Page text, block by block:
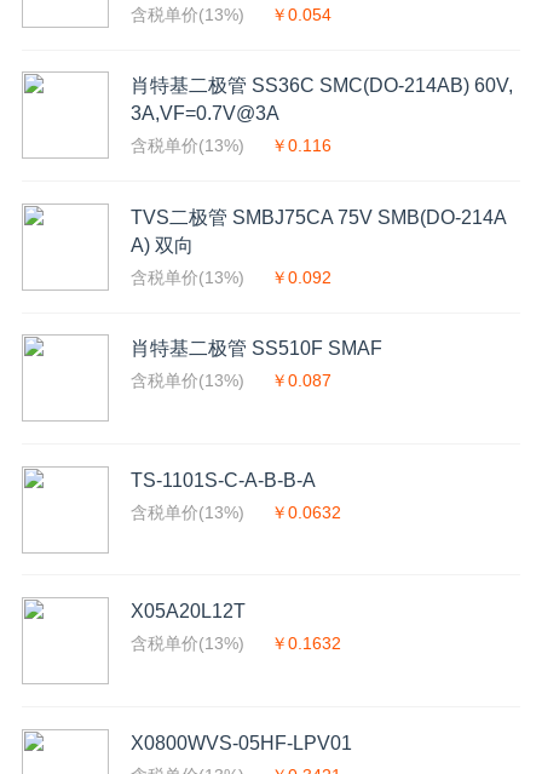
含税单价(13%) ￥0.054
肖特基二极管 SS36C SMC(DO-214AB) 60V,
3A,VF=0.7V@3A
含税单价(13%) ￥0.116
TVS二极管 SMBJ75CA 75V SMB(DO-214A
A) 双向
含税单价(13%) ￥0.092
肖特基二极管 SS510F SMAF
含税单价(13%) ￥0.087
TS-1101S-C-A-B-B-A
含税单价(13%) ￥0.0632
X05A20L12T
含税单价(13%) ￥0.1632
X0800WVS-05HF-LPV01